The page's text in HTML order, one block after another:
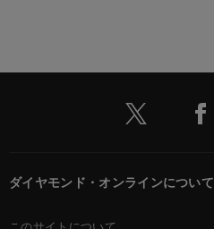
ダイヤモンド・オンラインについて